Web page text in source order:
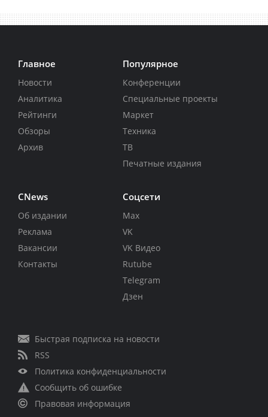
Главное
Новости
Аналитика
Рейтинги
Обзоры
Архив
Популярное
Конференции
Специальные проекты
Маркет
Техника
ТВ
Печатные издания
CNews
Об издании
Реклама
Вакансии
Контакты
Соцсети
Max
VK
VK Видео
Rutube
Telegram
Дзен
Быстрая подписка на новости
RSS
Политика конфиденциальности
Сообщить об ошибке
Правовая информация